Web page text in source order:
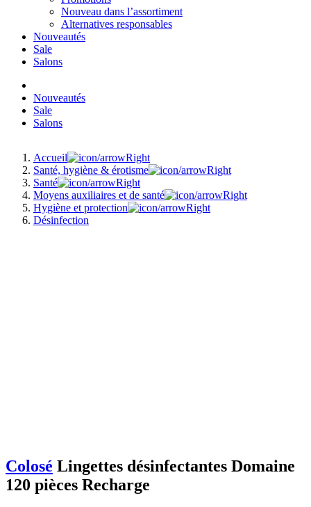
Nouveau dans l’assortiment
Alternatives responsables
Nouveautés
Sale
Salons
Nouveautés
Sale
Salons
Accueil
Santé, hygiène & érotisme
Santé
Moyens auxiliaires et de santé
Hygiène et protection
Désinfection
Colosé Lingettes désinfectantes Domaine
120 pièces Recharge